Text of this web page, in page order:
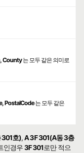
County는 모두 같은 의미로
PostalCode는 모두 같은
301호),A 3F 301(A동 3층
인경우3F 301로만 적으